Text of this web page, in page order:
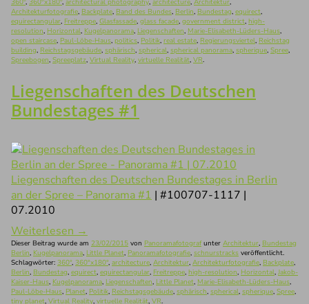
360°, 360°x180°, architectural photography, architecture, Architektur,
Architekturfotografie, Backplate, Band des Bundes, Berlin, Bundestag, equirect,
equirectangular, Freitreppe, Glasfassade, glass facade, government district, high-
resolution, Horizontal, Kugelpanorama, Liegenschaften, Marie-Elisabeth-Lüders-Haus,
open staircase, Paul-Löbe-Haus, politics, Politik, real estate, Regierungsviertel, Reichstag
building, Reichstagsgebäude, sphärisch, spherical, spherical panorama, spherique, Spree,
Spreebogen, Spreeplatz, Virtual Reality, virtuelle Realität, VR.
Liegenschaften des Deutschen
Bundestages #1
Liegenschaften des Deutschen Bundestages in Berlin
an der Spree – Panorama #1 | #100707-1117 |
07.2010
Weiterlesen →
Dieser Beitrag wurde am 23/02/2015 von Panoramafotografunter Architektur, Bundestag
Berlin, Kugelpanorama, Little Planet, Panoramafotografie, schnurstracks veröffentlicht.
Schlagwörter: 360°, 360°x180°, architecture, Architektur, Architekturfotografie, Backplate,
Berlin, Bundestag, equirect, equirectangular, Freitreppe, high-resolution, Horizontal, Jakob-
Kaiser-Haus, Kugelpanorama, Liegenschaften, Little Planet, Marie-Elisabeth-Lüders-Haus,
Paul-Löbe-Haus, Planet, Politik, Reichstagsgebäude, sphärisch, spherical, spherique, Spree,
tiny planet, Virtual Reality, virtuelle Realität, VR.